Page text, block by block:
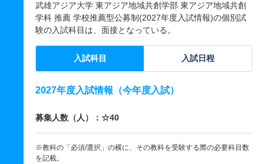
武雄アジア大学 東アジア地域共創学部 東アジア地域共創
学科 推薦 学校推薦型公募制(2027年度入試情報)の個別試
験の入試科目は、面接となっている。
入試科目 入試日程
2027年度入試情報（今年度入試）
募集人数（人）：☆40
※教科の「必須/選択」の横に、その教科を受験する際の必要科目数
を記載。